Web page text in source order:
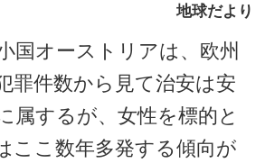
地球だより
国オーストリアは、欧州
罪件数から見て治安は安
属するが、女性を標的と
ここ数年多発する傾向が